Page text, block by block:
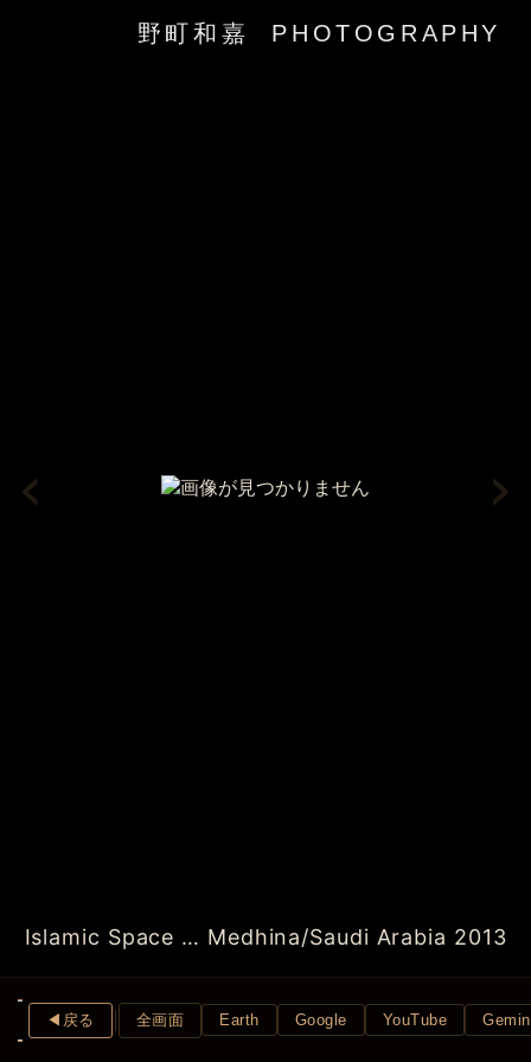
野町和嘉 PHOTOGRAPHY
‹
Islamic Space … Medhina/Saudi Arabia 2013
›
◀︎戻る 全画面 Earth Google YouTube